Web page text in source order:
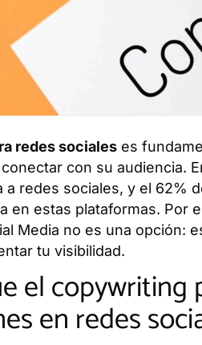
redes sociales es
con su audiencia.
a redes sociales, y el 62%
en estas plataformas. Por
Media no es una opción:
tu visibilidad.
el
en redes